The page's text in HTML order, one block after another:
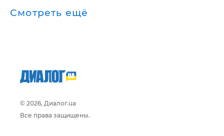
Смотреть ещё
© 2026, Диалог.ua
Все права защищены.